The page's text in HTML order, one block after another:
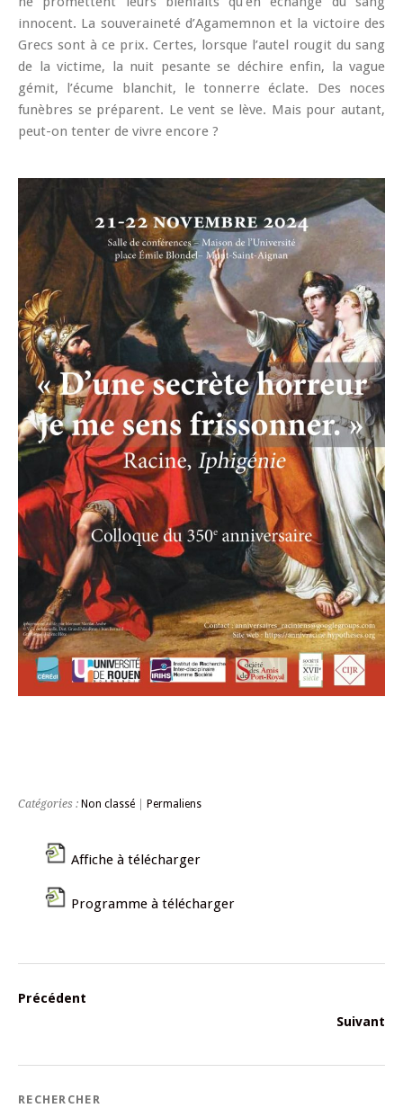
innocent. La souveraineté d’Agamemnon et la victoire des
Grecs sont à ce prix. Certes, lorsque l’autel rougit du sang
de la victime, la nuit pesante se déchire enfin, la vague
gémit, l’écume blanchit, le tonnerre éclate. Des noces
funèbres se préparent. Le vent se lève. Mais pour autant,
peut-on tenter de vivre encore ?
Catégories : Non classé Permaliens
Affiche à télécharger
Programme à télécharger
Précédent
Suivant
RECHERCHER